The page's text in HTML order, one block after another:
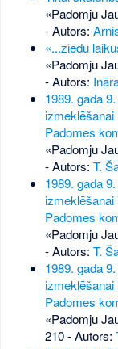
«Padomju
- Autors:
«...ziedu
«Padomju
- Autors:
1989. gada
Padomes
«Padomju
- Autors: T.
1989. gada
Padomes
«Padomju
- Autors: T.
1989. gada
Padomes
«Padomju
210- Autors: